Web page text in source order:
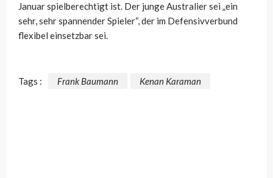
Januar spielberechtigt ist. Der junge Australier sei „ein
sehr, sehr spannender Spieler“, der im Defensivverbund
flexibel einsetzbar sei.
Tags : Frank Baumann Kenan Karaman